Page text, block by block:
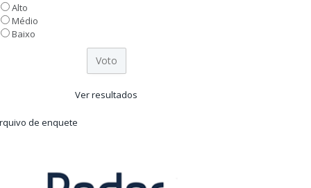
Alto
Médio
Baixo
Ver resultados
de enquete